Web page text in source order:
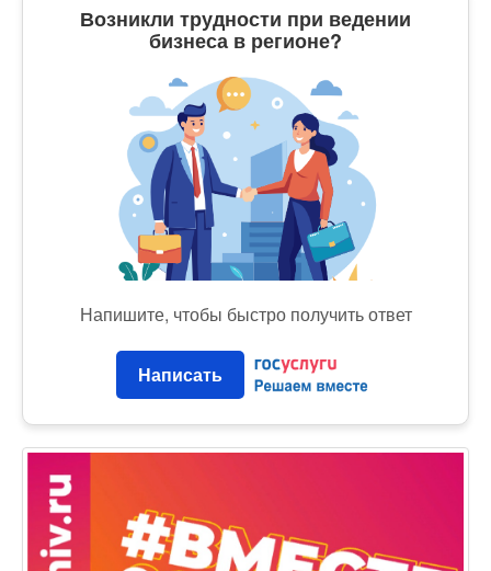
Возникли трудности при ведении
бизнеса в регионе?
Напишите, чтобы быстро получить ответ
Написать